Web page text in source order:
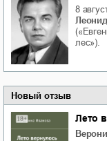
8
лес»).
Новый отзыв
Лето